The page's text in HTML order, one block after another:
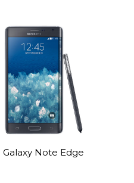
Galaxy Note Edge